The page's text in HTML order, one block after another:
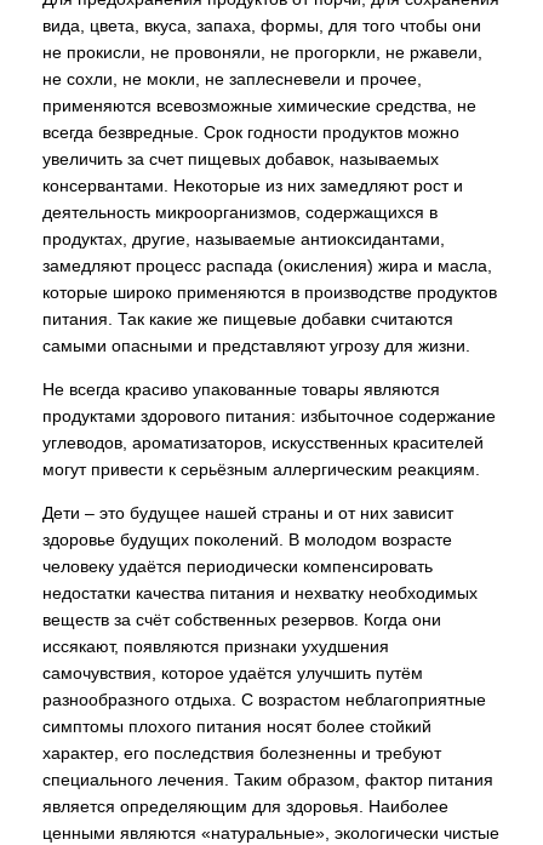
вида, цвета, вкуса, запаха, формы, для того чтобы они
не прокисли, не провоняли, не прогоркли, не ржавели,
не сохли, не мокли, не заплесневели и прочее,
применяются всевозможные химические средства, не
всегда безвредные. Срок годности продуктов можно
увеличить за счет пищевых добавок, называемых
консервантами. Некоторые из них замедляют рост и
деятельность микроорганизмов, содержащихся в
продуктах, другие, называемые антиоксидантами,
замедляют процесс распада (окисления) жира и масла,
которые широко применяются в производстве продуктов
питания. Так какие же пищевые добавки считаются
самыми опасными и представляют угрозу для жизни.
Не всегда красиво упакованные товары являются
продуктами здорового питания: избыточное содержание
углеводов, ароматизаторов, искусственных красителей
могут привести к серьёзным аллергическим реакциям.
Дети – это будущее нашей страны и от них зависит
здоровье будущих поколений. В молодом возрасте
человеку удаётся периодически компенсировать
недостатки качества питания и нехватку необходимых
веществ за счёт собственных резервов. Когда они
иссякают, появляются признаки ухудшения
самочувствия, которое удаётся улучшить путём
разнообразного отдыха. С возрастом неблагоприятные
симптомы плохого питания носят более стойкий
характер, его последствия болезненны и требуют
специального лечения. Таким образом, фактор питания
является определяющим для здоровья. Наиболее
ценными являются «натуральные», экологически чистые